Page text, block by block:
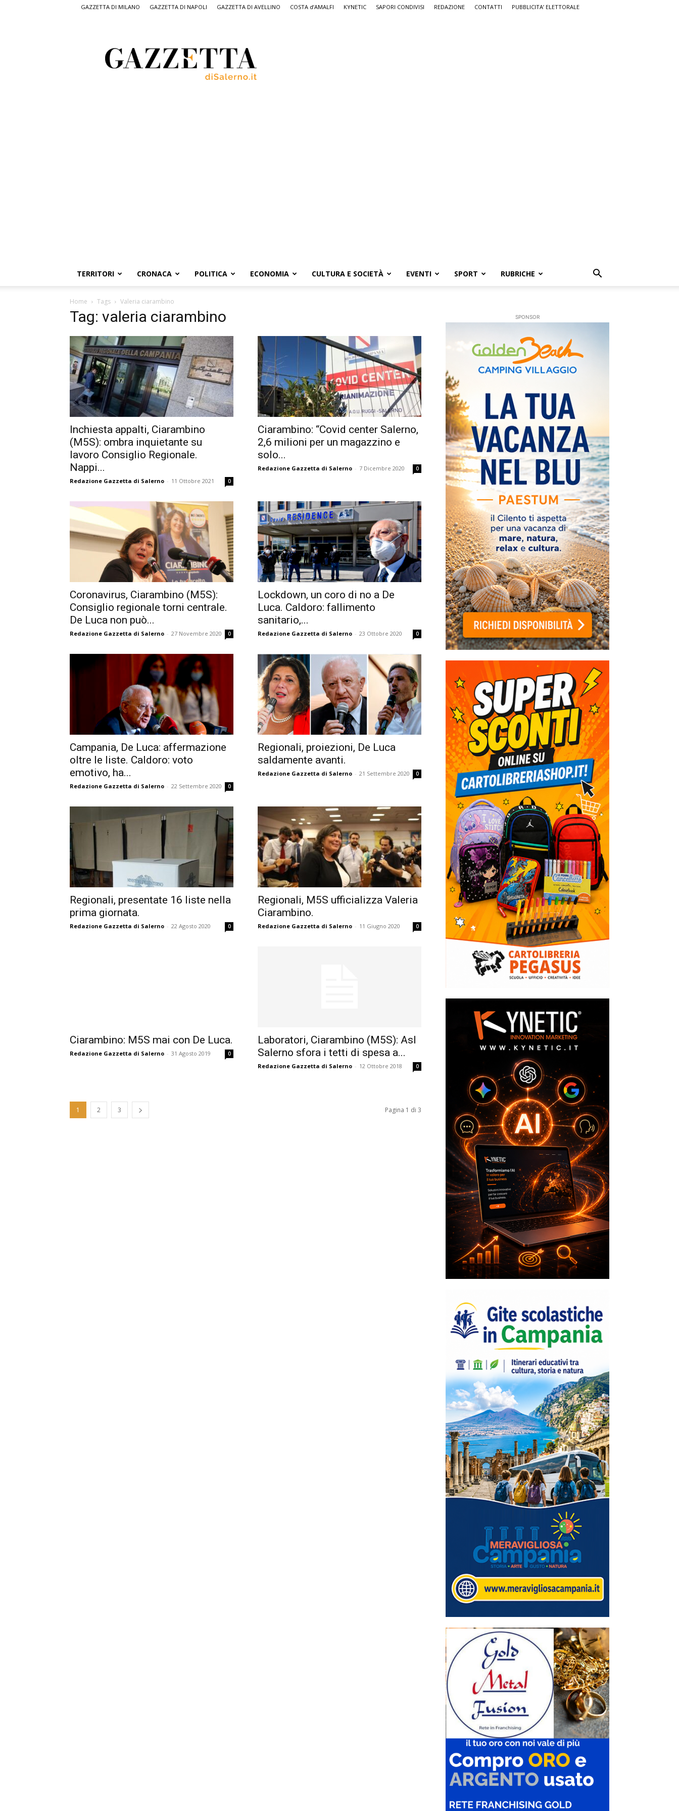
GAZZETTA DI MILANO GAZZETTA DI NAPOLI GAZZETTA DI AVELLINO COSTA d’AMALFI KYNETIC SAPORI CONDIVISI REDAZIONE CONTATTI PUBBLICITA’ ELETTORALE
Salerno,
il
quotidiano
TERRITORI CRONACA POLITICA ECONOMIA CULTURA E SOCIETÀ EVENTI SPORT RUBRICHE
Home Tags Valeria ciarambino
Tag: valeria ciarambino
Inchiesta appalti, Ciarambino
(M5S): ombra inquietante su
lavoro Consiglio Regionale.
Nappi...
Redazione Gazzetta di Salerno - 11 Ottobre 2021 0
Ciarambino: “Covid center Salerno,
2,6 milioni per un magazzino e
solo...
Redazione Gazzetta di Salerno - 7 Dicembre 2020 0
Coronavirus, Ciarambino (M5S):
Consiglio regionale torni centrale.
De Luca non può...
Redazione Gazzetta di Salerno - 27 Novembre 2020 0
Lockdown, un coro di no a De
Luca. Caldoro: fallimento
sanitario,...
Redazione Gazzetta di Salerno - 23 Ottobre 2020 0
Campania, De Luca: affermazione
oltre le liste. Caldoro: voto
emotivo, ha...
Redazione Gazzetta di Salerno - 22 Settembre 2020 0
Regionali, proiezioni, De Luca
saldamente avanti.
Redazione Gazzetta di Salerno - 21 Settembre 2020 0
Regionali, presentate 16 liste nella
prima giornata.
Redazione Gazzetta di Salerno - 22 Agosto 2020 0
Regionali, M5S ufficializza Valeria
Ciarambino.
Redazione Gazzetta di Salerno - 11 Giugno 2020 0
Ciarambino: M5S mai con De Luca.
Redazione Gazzetta di Salerno - 31 Agosto 2019 0
Laboratori, Ciarambino (M5S): Asl
Salerno sfora i tetti di spesa a...
Redazione Gazzetta di Salerno - 12 Ottobre 2018 0
1 2 3 Pagina 1 di 3
SPONSOR